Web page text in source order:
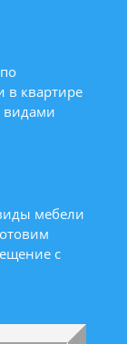
в квартире
видами
мебели
с